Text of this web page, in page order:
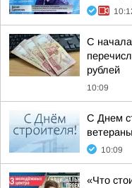
С
рублей
10:09
С Днем
10:09
«Что